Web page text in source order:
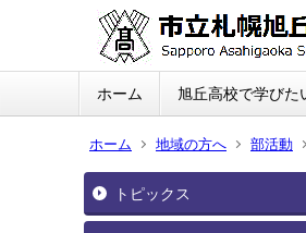
ホーム 旭丘高校で学びた
ホーム 地域の方へ 部活動
トピックス